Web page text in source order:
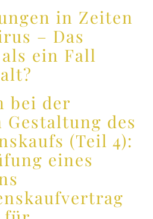
in Zeiten
– Das
ein Fall
bei der
des
(Teil 4):
eines